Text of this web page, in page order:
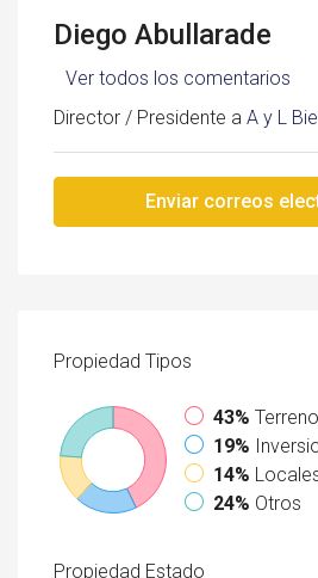
Diego Abullarade
Ver todos los comentarios
Director / Presidente a A y L
Enviar correos
Propiedad Tipos
43%
19%
14%
24% Otros
Propiedad Estado